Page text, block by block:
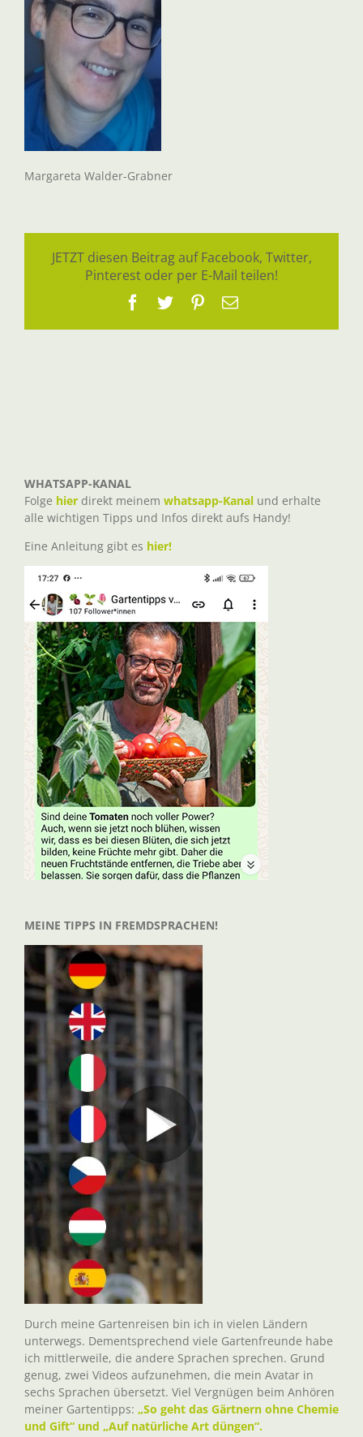
Margareta Walder-Grabner
JETZT diesen Beitrag auf Facebook, Twitter,
Pinterest oder per E-Mail teilen!
Facebook
TwitterPinterest
E-
WHATSAPP-KANAL
Folge hier direkt meinem whatsapp-Kanal und erhalte
alle wichtigen Tipps und Infos direkt aufs Handy!
Eine Anleitung gibt es hier!
MEINE TIPPS IN FREMDSPRACHEN!
Durch meine Gartenreisen bin ich in vielen Ländern
unterwegs. Dementsprechend viele Gartenfreunde habe
ich mittlerweile, die andere Sprachen sprechen. Grund
genug, zwei Videos aufzunehmen, die mein Avatar in
sechs Sprachen übersetzt. Viel Vergnügen beim Anhören
meiner Gartentipps: „So geht das Gärtnern ohne Chemie
und Gift“ und „Auf natürliche Art düngen“.